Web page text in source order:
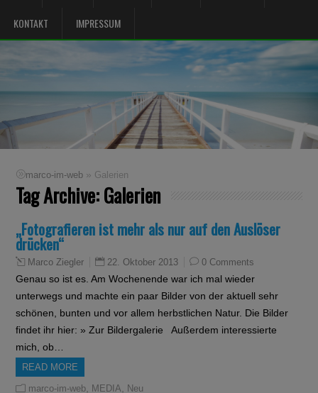
KONTAKT IMPRESSUM
marco-im-web » Galerien
Tag Archive:Galerien
„Fotografieren ist mehr als nur auf den Auslöser
drücken“
Marco Ziegler 22. Oktober 2013 0 Comments
Genau so ist es. Am Wochenende war ich mal wieder
unterwegs und machte ein paar Bilder von der aktuell sehr
schönen, bunten und vor allem herbstlichen Natur. Die Bilder
findet ihr hier: » Zur Bildergalerie Außerdem interessierte
mich, ob…
READ MORE
marco-im-web
MEDIA
Neu